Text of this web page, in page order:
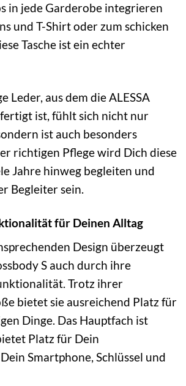
in jede Garderobe integrieren
und T-Shirt oder zum schicken
Tasche ist ein echter
Leder, aus dem die ALESSA
ist, fühlt sich nicht nur
ist auch besonders
richtigen Pflege wird Dich diese
Jahre hinweg begleiten und
Begleiter sein.
für Deinen Alltag
Design überzeugt
S auch durch ihre
Trotz ihrer
bietet sie ausreichend Platz für
Dinge. Das Hauptfach ist
Platz für Dein
Smartphone, Schlüssel und